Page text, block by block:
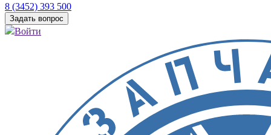
8 (3452) 393 500
Задать вопрос
Войти